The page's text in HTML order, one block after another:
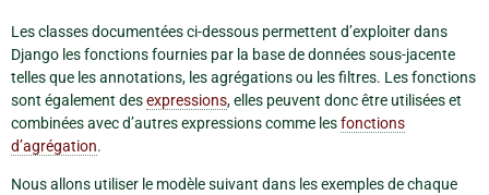
Les classes documentées ci-dessous permettent d’exploiter dans
Django les fonctions fournies par la base de données sous-jacente
telles que les annotations, les agrégations ou les filtres. Les fonctions
sont également desexpressions, elles peuvent donc être utilisées et
combinées avec d’autres expressions comme lesfonctions
d’agrégation.
Nous allons utiliser le modèle suivant dans les exemples de chaque